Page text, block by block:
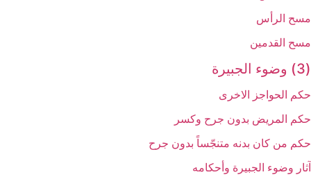
مسح الرأس
مسح القدمين
(3) وضوء الجبيرة
حكم الحواجز الاخرى
حكم المريض بدون جرح وكسر
حكم من كان بدنه متنجّساً بدون جرح
آثار وضوء الجبيرة وأحكامه